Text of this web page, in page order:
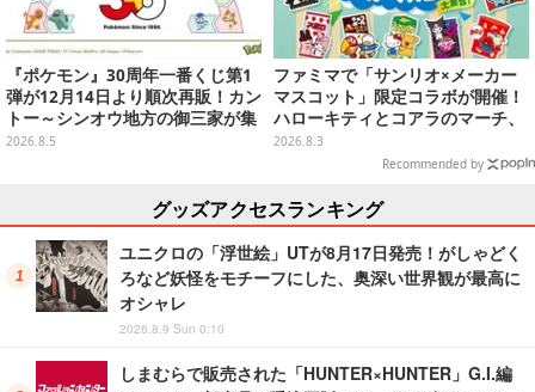
『ポケモン』30周年一番くじ第1
弾が12月14日より順次再販！カン
トー～シンオウ地方の御三家が集
まった時計、ぬいぐるみなど記念
2026.8.5
ファミマで「サンリオ×メーカー
マスコット」限定コラボが開催！
ハローキティとコアラのマーチ、
ハンギョドンと出前坊やなど全26
キャラが夢の共演
2026.8.3
Recommended by
グッズアクセスランキング
ユニクロの「浮世絵」UTが8月17日発売！がしゃどく
ろなど妖怪をモチーフにした、奥深い世界観が最高に
オシャレ
2026.8.9 Sun 0:10
しまむらで販売された「HUNTER×HUNTER」G.I.編